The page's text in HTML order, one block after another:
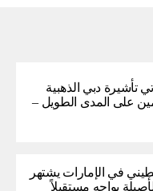
تأشيرة دبي الذهبية
على المدى الطويل –
في الإمارات يشتهر
يواجه مستقبلاً